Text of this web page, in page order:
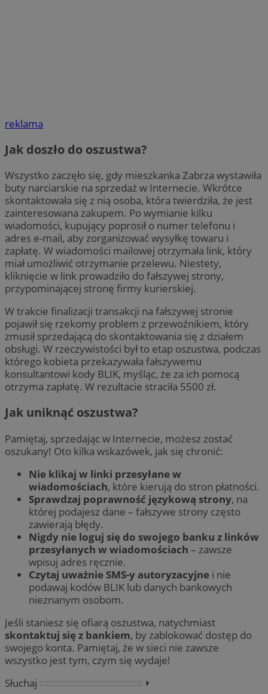
reklama
Jak doszło do oszustwa?
Wszystko zaczęło się, gdy mieszkanka Zabrza wystawiła
buty narciarskie na sprzedaż w Internecie. Wkrótce
skontaktowała się z nią osoba, która twierdziła, że jest
zainteresowana zakupem. Po wymianie kilku
wiadomości, kupujący poprosił o numer telefonu i
adres e-mail, aby zorganizować wysyłkę towaru i
zapłatę. W wiadomości mailowej otrzymała link, który
miał umożliwić otrzymanie przelewu. Niestety,
kliknięcie w link prowadziło do fałszywej strony,
przypominającej stronę firmy kurierskiej.
W trakcie finalizacji transakcji na fałszywej stronie
pojawił się rzekomy problem z przewoźnikiem, który
zmusił sprzedającą do skontaktowania się z działem
obsługi. W rzeczywistości był to etap oszustwa, podczas
którego kobieta przekazywała fałszywemu
konsultantowi kody BLIK, myśląc, że za ich pomocą
otrzyma zapłatę. W rezultacie straciła 5500 zł.
Jak uniknąć oszustwa?
Pamiętaj, sprzedając w Internecie, możesz zostać
oszukany! Oto kilka wskazówek, jak się chronić:
Nie klikaj w linki przesyłane w
wiadomościach, które kierują do stron płatności.
Sprawdzaj poprawność językową strony, na
której podajesz dane – fałszywe strony często
zawierają błędy.
Nigdy nie loguj się do swojego banku z linków
przesyłanych w wiadomościach – zawsze
wpisuj adres ręcznie.
Czytaj uważnie SMS-y autoryzacyjne i nie
podawaj kodów BLIK lub danych bankowych
nieznanym osobom.
Jeśli staniesz się ofiarą oszustwa, natychmiast
skontaktuj się z bankiem, by zablokować dostęp do
swojego konta. Pamiętaj, że w sieci nie zawsze
wszystko jest tym, czym się wydaje!
Słuchaj
⏵︎